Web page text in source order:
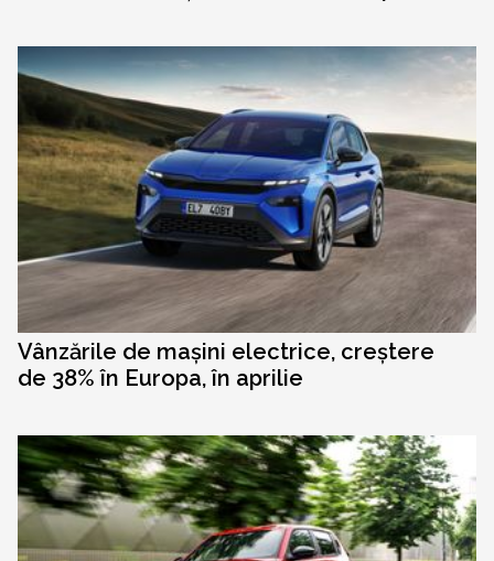
Vânzările de mașini electrice, creștere
de 38% în Europa, în aprilie